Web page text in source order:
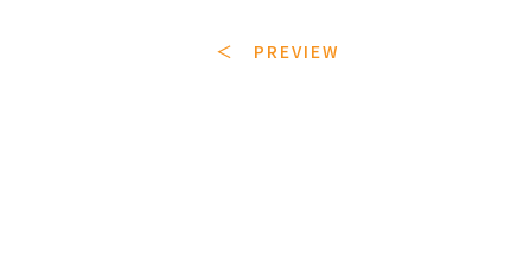
＜ PREVIEW